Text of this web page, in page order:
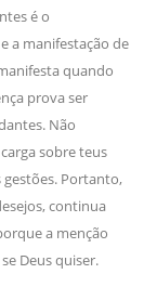
é o
a manifestação de
quando
prova ser
Não
sobre teus
Portanto,
continua
a menção
Deus quiser.